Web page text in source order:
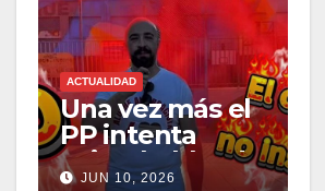
ACTUALIDAD
Una vez más el
PP intenta
evitar hablar de
JUN 10, 2026